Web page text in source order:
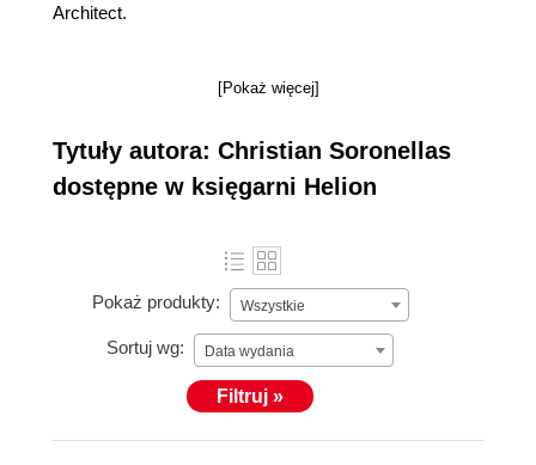
Architect.
[Pokaż więcej]
Tytuły autora: Christian Soronellas
dostępne w księgarni Helion
Pokaż produkty: Wszystkie
Sortuj wg: Data wydania
Filtruj »